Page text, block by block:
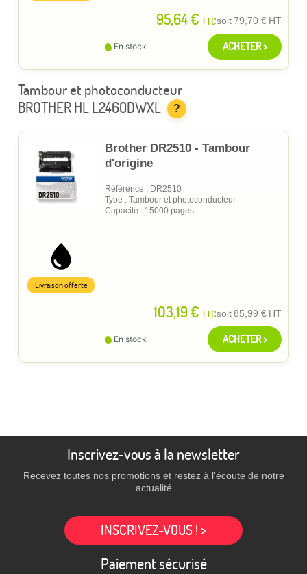
95,64 € TTCsoit79,70 € HT
En stock ACHETER >
Tambour et photoconducteur
BROTHER HL L2460DWXL
?
Brother DR2510 - Tambour
d'origine
Référence : DR2510
Type : Tambour et photoconducteur
Capacité : 15000 pages
103,19 € TTCsoit85,99 € HT
Livraison offerte
En stock ACHETER >
Inscrivez-vous à la newsletter
Recevez toutes nos promotions et restez à l'écoute de notre
actualité
INSCRIVEZ-VOUS ! >
Paiement sécurisé